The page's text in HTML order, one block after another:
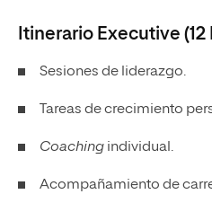
Itinerario Executive (12
Sesiones de liderazgo.
Tareas de crecimiento
Coaching individual.
Acompañamiento de